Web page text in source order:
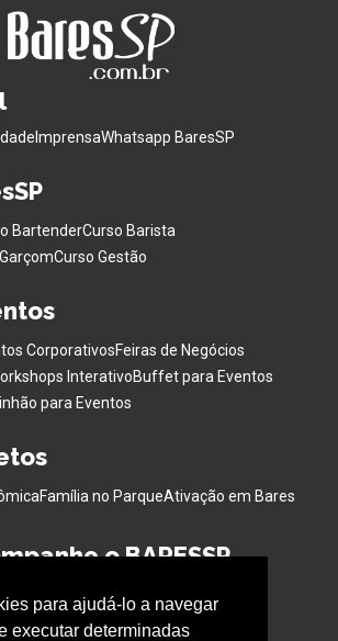
para ajudá-lo a navegar
executar determinadas
ImprensaWhatsapp BaresSP
BartenderCurso Barista
Curso Gestão
CorporativosFeiras de Negócios
InterativoBuffet para Eventos
para Eventos
Família no ParqueAtivação em Bares
o BARESSP